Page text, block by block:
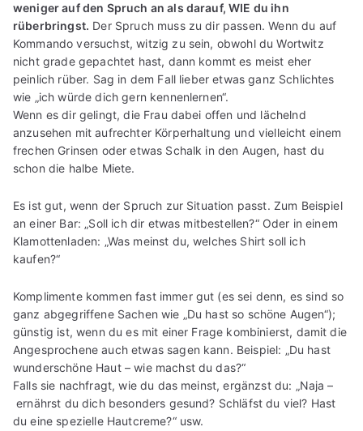
weniger auf den Spruch an als darauf, WIE du ihn
rüberbringst. Der Spruch muss zu dir passen. Wenn du auf
Kommando versuchst, witzig zu sein, obwohl du Wortwitz
nicht grade gepachtet hast, dann kommt es meist eher
peinlich rüber. Sag in dem Fall lieber etwas ganz Schlichtes
wie „ich würde dich gern kennenlernen“.
Wenn es dir gelingt, die Frau dabei offen und lächelnd
anzusehen mit aufrechter Körperhaltung und vielleicht einem
frechen Grinsen oder etwas Schalk in den Augen, hast du
schon die halbe Miete.
Es ist gut, wenn der Spruch zur Situation passt. Zum Beispiel
an einer Bar: „Soll ich dir etwas mitbestellen?“ Oder in einem
Klamottenladen: „Was meinst du, welches Shirt soll ich
kaufen?“
Komplimente kommen fast immer gut (es sei denn, es sind so
ganz abgegriffene Sachen wie „Du hast so schöne Augen“);
günstig ist, wenn du es mit einer Frage kombinierst, damit die
Angesprochene auch etwas sagen kann. Beispiel: „Du hast
wunderschöne Haut – wie machst du das?“
Falls sie nachfragt, wie du das meinst, ergänzst du: „Naja –
ernährst du dich besonders gesund? Schläfst du viel? Hast
du eine spezielle Hautcreme?“ usw.